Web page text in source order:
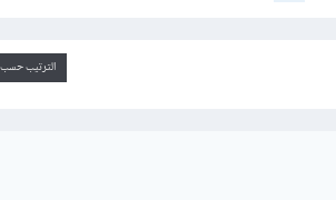
الترتيب حسب